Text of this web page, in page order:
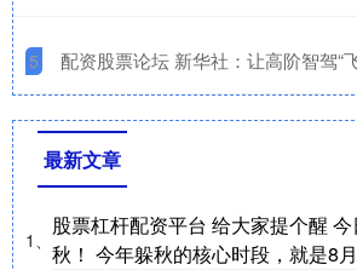
5 配资股票论坛 新华社：让高阶智驾“
最新文章
1、
股票杠杆配资平台 给大家提个醒
秋！ 今年躲秋的核心时段，就是8